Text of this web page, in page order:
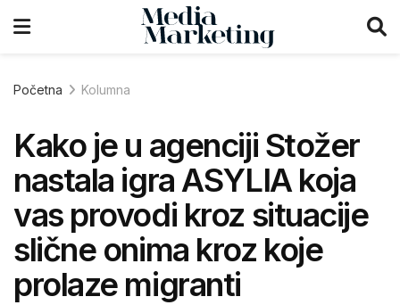
Početna Kolumna
Kako je u agenciji Stožer
nastala igra ASYLIA koja
vas provodi kroz situacije
slične onima kroz koje
prolaze migranti